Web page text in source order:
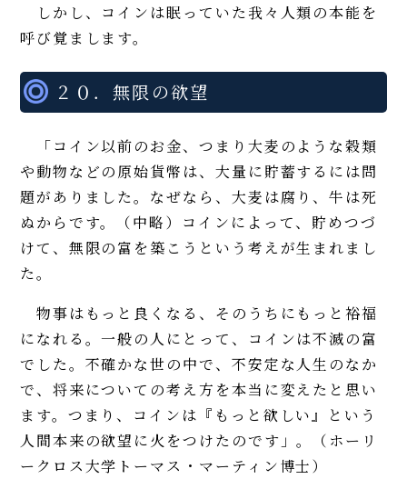
しかし、コインは眠っていた我々人類の本能を
呼び覚まします。
２０．無限の欲望
「コイン以前のお金、つまり大麦のような穀類
や動物などの原始貨幣は、大量に貯蓄するには問
題がありました。なぜなら、大麦は腐り、牛は死
ぬからです。（中略）コインによって、貯めつづ
けて、無限の富を築こうという考えが生まれまし
た。
物事はもっと良くなる、そのうちにもっと裕福
になれる。一般の人にとって、コインは不滅の富
でした。不確かな世の中で、不安定な人生のなか
で、将来についての考え方を本当に変えたと思い
ます。つまり、コインは『もっと欲しい』という
人間本来の欲望に火をつけたのです」。（ホーリ
ークロス大学トーマス・マーティン博士）